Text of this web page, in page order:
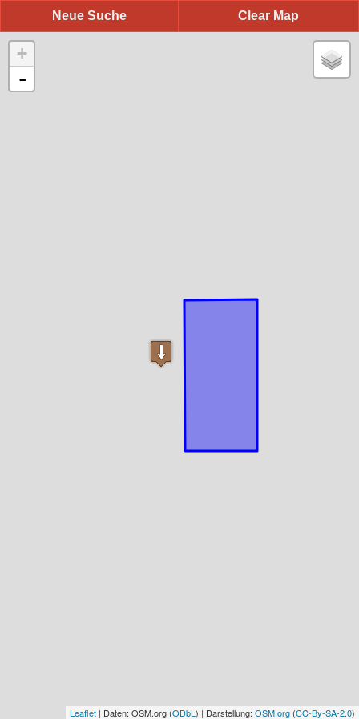
Clear Map
Neue Suche
+
-
Leaflet | Daten: OSM.org (ODbL ) | Darstellung: OSM.org (CC-By-SA-2.0)